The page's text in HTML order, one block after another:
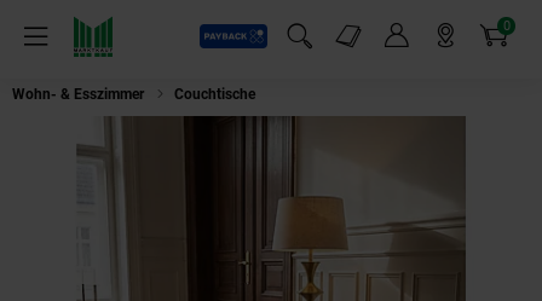
Menü
Payback
Suchfeld einblenden
Markt-Angebote 0
Artikel
Wohn- & Esszimmer Couchtische